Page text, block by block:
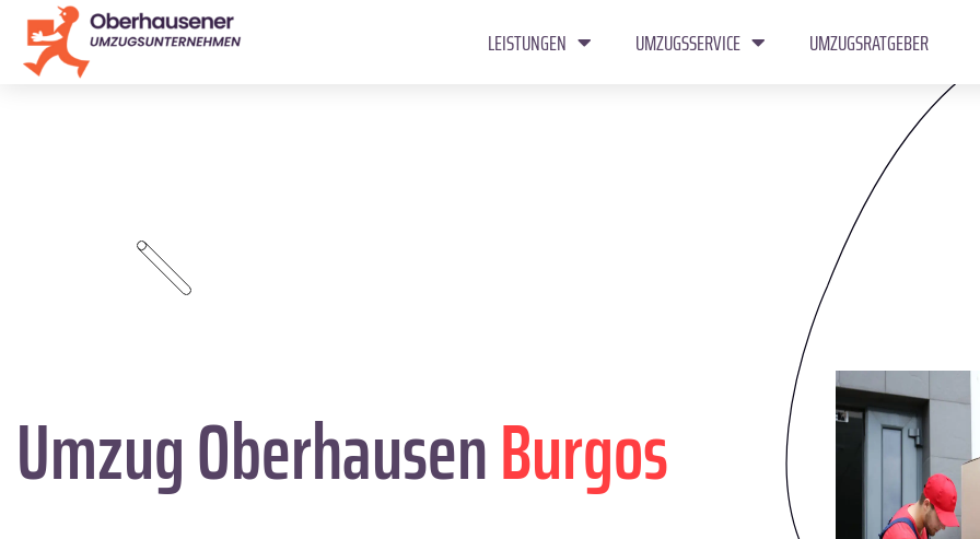
LEISTUNGEN UMZUGSSERVICE UMZUGSRATGEBER
Umzug OberhausenBurgos